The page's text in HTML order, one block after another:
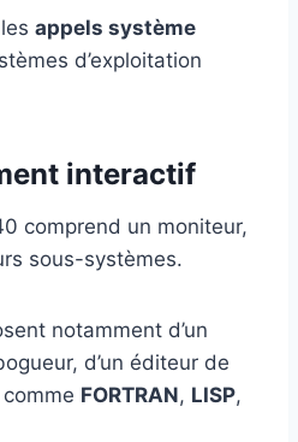
appels système
d’exploitation
interactif
comprend un moniteur,
sous-systèmes.
notamment d’un
d’un éditeur de
FORTRAN, LISP,